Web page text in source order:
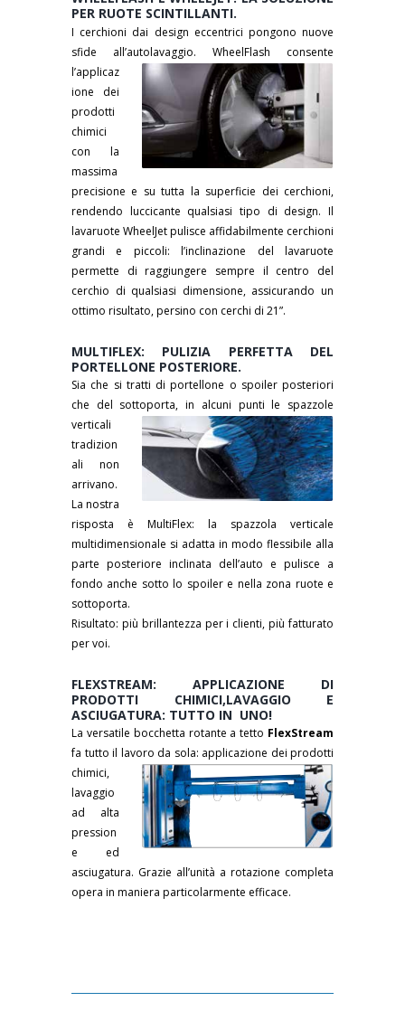
PER RUOTE SCINTILLANTI.
I cerchioni dai design eccentrici pongono nuove
sfide all’autolavaggio. WheelFlash consente
l’applicaz
ione dei
prodotti
chimici
con la
massima
precisione e su tutta la superficie dei cerchioni,
rendendo luccicante qualsiasi tipo di design. Il
lavaruote WheelJet pulisce affidabilmente cerchioni
grandi e piccoli: l’inclinazione del lavaruote
permette di raggiungere sempre il centro del
cerchio di qualsiasi dimensione, assicurando un
ottimo risultato, persino con cerchi di 21”.
MULTIFLEX: PULIZIA PERFETTA DEL
PORTELLONE POSTERIORE.
Sia che si tratti di portellone o spoiler posteriori
che del sottoporta, in alcuni punti le spazzole
verticali
tradizion
ali non
arrivano.
La nostra
risposta è MultiFlex: la spazzola verticale
multidimensionale si adatta in modo flessibile alla
parte posteriore inclinata dell’auto e pulisce a
fondo anche sotto lo spoiler e nella zona ruote e
sottoporta.
Risultato: più brillantezza per i clienti, più fatturato
per voi.
FLEXSTREAM: APPLICAZIONE DI
PRODOTTI CHIMICI,LAVAGGIO E
ASCIUGATURA: TUTTO IN UNO!
La versatile bocchetta rotante a tetto FlexStream
fa tutto il lavoro da sola: applicazione dei prodotti
chimici,
lavaggio
ad alta
pression
e ed
asciugatura. Grazie all’unità a rotazione completa
opera in maniera particolarmente efficace.